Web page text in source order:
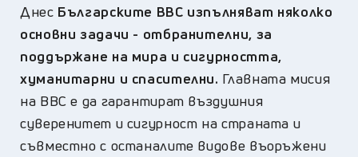
Днес Българските ВВС изпълняват няколко
основни задачи - отбранителни, за
поддържане на мира и сигурността,
хуманитарни и спасителни. Главната мисия
на ВВС е да гарантират въздушния
суверенитет и сигурност на страната и
съвместно с останалите видове въоръжени